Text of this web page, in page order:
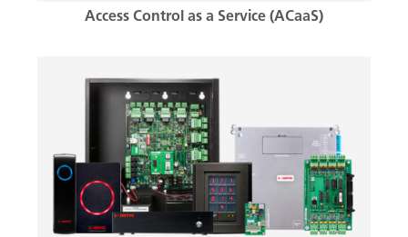
Access Control as a Service (ACaaS)